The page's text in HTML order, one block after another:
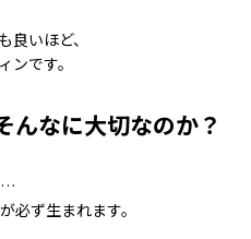
良いほど、
ンです。
んなに大切なのか？
…
必ず生まれます。